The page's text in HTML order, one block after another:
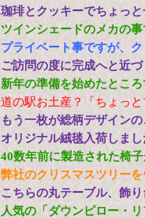
珈琲とクッキーでちょっと
ツインシェードのメカの事
プライベート事ですが、
ご訪問の度に完成へと近づ
新年の準備を始めたところ
道の駅お土産？「ちょっと
もう一枚が総柄デザイン
オリジナル絨毯入荷しまし
40数年前に製造された椅
弊社のクリスマスツリー
こちらの丸テーブル、飾
人気の「ダウンピロー・